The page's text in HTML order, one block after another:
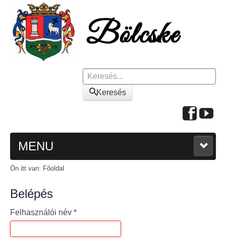
Keresés
Keresés
MENU
FŐOLDAL
A KÖZSÉGRŐL
Polgármesteri köszöntő
Ön itt van: Főoldal
Belépés
Felhasználói név *